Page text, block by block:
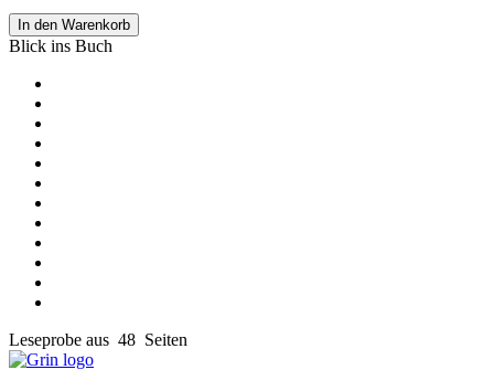
In den Warenkorb
Blick ins Buch
Leseprobe aus 48 Seiten